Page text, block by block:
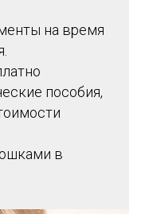
на время
пособия,
в